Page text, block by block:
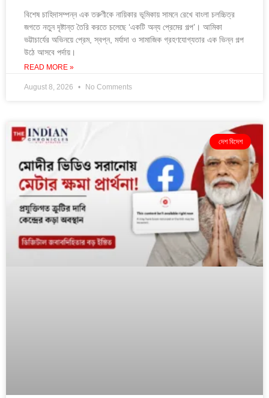
বিশেষ চাহিদাসম্পন্ন এক তরুণীকে নায়িকার ভূমিকায় সামনে রেখে বাংলা চলচ্চিত্র
জগতে নতুন দৃষ্টান্ত তৈরি করতে চলেছে ‘একটি অন্য প্রেমের গল্প’। আমিকা
ভট্টাচার্যের অভিনয়ে প্রেম, স্বপ্ন, মর্যাদা ও সামাজিক গ্রহণযোগ্যতার এক ভিন্ন গল্প
উঠে আসবে পর্দায়।
READ MORE »
August 8, 2026 No Comments
দেশ বিদেশ